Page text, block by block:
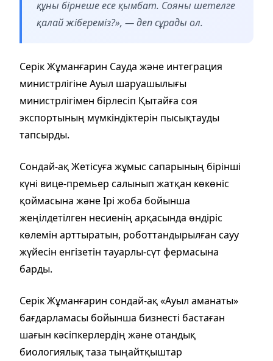
құны бірнеше есе қымбат. Сояны шетелге
қалай жібереміз?», — деп сұрады ол.
Серік Жұманғарин Сауда және интеграция
министрлігіне Ауыл шаруашылығы
министрлігімен бірлесіп Қытайға соя
экспортының мүмкіндіктерін пысықтауды
тапсырды.
Сондай-ақ Жетісуға жұмыс сапарының бірінші
күні вице-премьер салынып жатқан көкөніс
қоймасына және Ірі жоба бойынша
жеңілдетілген несиенің арқасында өндіріс
көлемін арттыратын, роботтандырылған сауу
жүйесін енгізетін тауарлы-сүт фермасына
барды.
Серік Жұманғарин сондай-ақ «Ауыл аманаты»
бағдарламасы бойынша бизнесті бастаған
шағын кәсіпкерлердің және отандық
биологиялық таза тыңайтқыштар